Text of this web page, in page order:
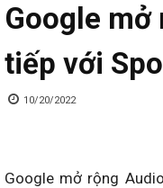
sẻ
Google
tiếp với
10/20/2022
Google mở rộng